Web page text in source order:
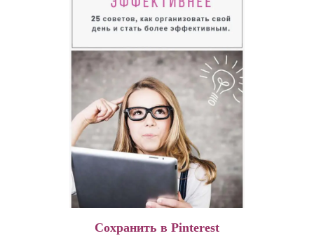
Сохранить в Pinterest